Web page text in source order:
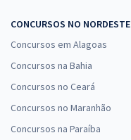
CONCURSOS NO NORDESTE
Concursos em Alagoas
Concursos na Bahia
Concursos no Ceará
Concursos no Maranhão
Concursos na Paraíba